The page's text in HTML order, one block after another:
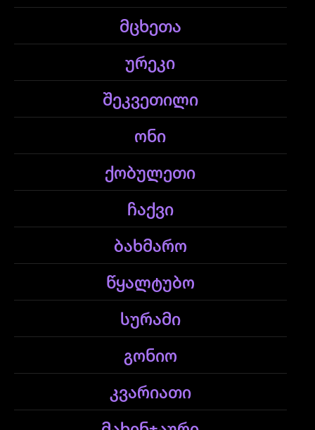
მცხეთა
ურეკი
შეკვეთილი
ონი
ქობულეთი
ჩაქვი
ბახმარო
წყალტუბო
სურამი
გონიო
კვარიათი